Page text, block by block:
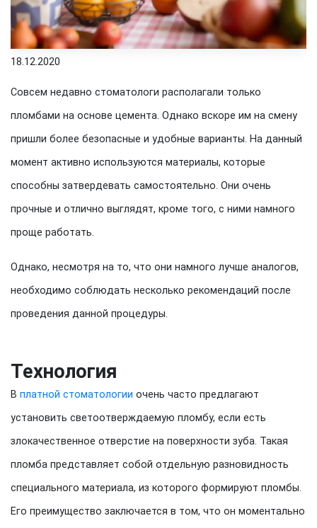
18.12.2020
Совсем недавно стоматологи располагали только
пломбами на основе цемента. Однако вскоре им на смену
пришли более безопасные и удобные варианты. На данный
момент активно используются материалы, которые
способны затвердевать самостоятельно. Они очень
прочные и отлично выглядят, кроме того, с ними намного
проще работать.
Однако, несмотря на то, что они намного лучше аналогов,
необходимо соблюдать несколько рекомендаций после
проведения данной процедуры.
Технология
В платной стоматологии очень часто предлагают
установить светоотверждаемую пломбу, если есть
злокачественное отверстие на поверхности зуба. Такая
пломба представляет собой отдельную разновидность
специального материала, из которого формируют пломбы.
Его преимущество заключается в том, что он моментально